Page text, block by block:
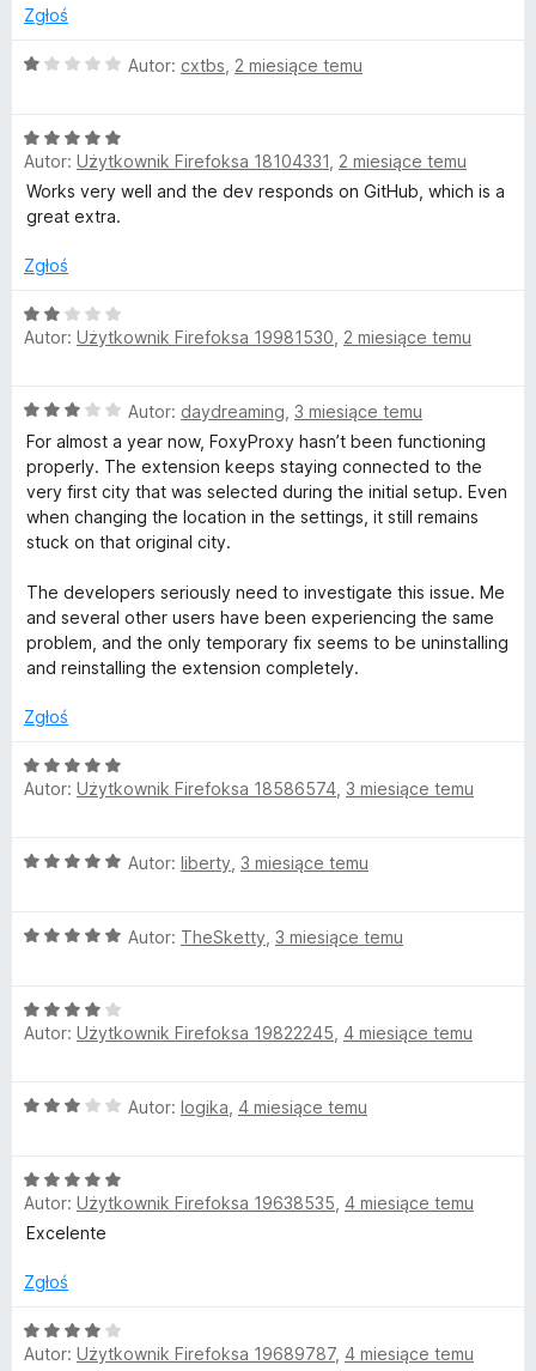
r
d
Zgłoś
O
n
a
:
1
5
Autor: cxtbs 2 miesiące temu
O
c
e
n
:
/
5
Autor: Użytkownik Firefoksa 18104331 2 miesiące temu
Works very well and the dev responds on GitHub, which is a
great extra.
Zgłoś
O
c
a
:
2
/
5
Autor: Użytkownik Firefoksa 19981530 2 miesiące temu
O
c
e
n
a
/
5
Autor: daydreaming 3 miesiące temu
For almost a year now, FoxyProxy hasn’t been functioning
properly. The extension keeps staying connected to the
very first city that was selected during the initial setup. Even
when changing the location in the settings, it still remains
stuck on that original city.
The developers seriously need to investigate this issue. Me
and several other users have been experiencing the same
problem, and the only temporary fix seems to be uninstalling
and reinstalling the extension completely.
Zgłoś
O
c
a
/
Autor: Użytkownik Firefoksa 18586574 3 miesiące temu
O
n
5
/
Autor: liberty 3 miesiące temu
O
n
a
/
Autor: TheSketty 3 miesiące temu
O
c
a
/
5
Autor: Użytkownik Firefoksa 19822245 4 miesiące temu
O
n
a
:
/
Autor: logika 4 miesiące temu
O
c
e
a
5
/
Autor: Użytkownik Firefoksa 19638535 4 miesiące temu
Excelente
Zgłoś
O
c
Autor: Użytkownik Firefoksa 19689787, 4 miesiące temu